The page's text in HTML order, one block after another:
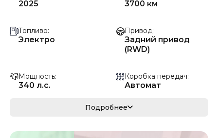
2025 3700 км
Топливо
Электро
Привод
Задний привод
(RWD)
Мощность
340 л.с.
Коробка передач
Автомат
кроссовер/
Подробнее